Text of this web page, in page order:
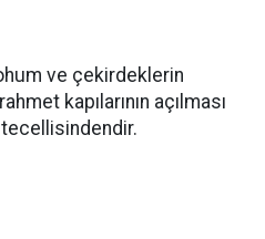
ve çekirdeklerin
kapılarının açılması